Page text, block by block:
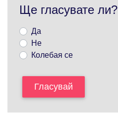
Ще гласувате ли?
Да
Не
Колебая се
Гласувай